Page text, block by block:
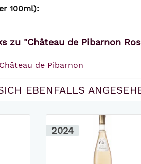
100ml):
zu "Château de Pibarnon
de Pibarnon
EBENFALLS
2024